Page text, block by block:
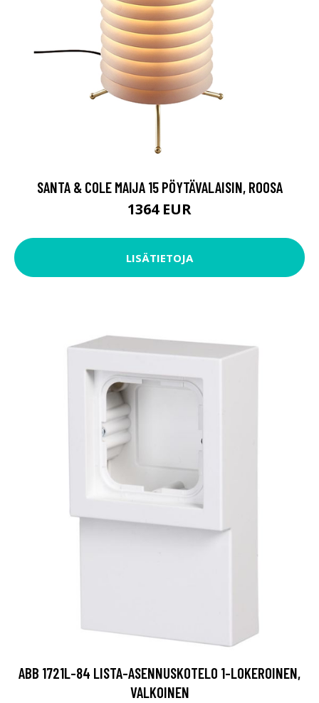
SANTA & COLE MAIJA 15 PÖYTÄVALAISIN, ROOSA
1364 EUR
LISÄTIETOJA
ABB 1721L-84 LISTA-ASENNUSKOTELO 1-LOKEROINEN,
VALKOINEN